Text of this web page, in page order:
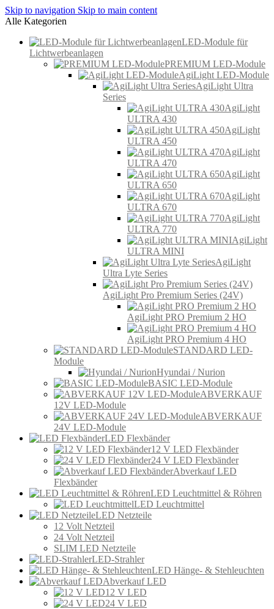
Skip to navigation Skip to main content
Alle Kategorien
LED-Module für
Lichtwerbeanlagen
PREMIUM LED-Module
AgiLight LED-Module
AgiLight Ultra
Series
AgiLight
ULTRA 430
AgiLight
ULTRA 450
AgiLight
ULTRA 470
AgiLight
ULTRA 650
AgiLight
ULTRA 670
AgiLight
ULTRA 770
AgiLight
ULTRA MINI
AgiLight
Ultra Lyte Series
AgiLight Pro Premium Series (24V)
AgiLight PRO Premium 2 HO
AgiLight PRO Premium 4 HO
STANDARD LED-
Module
Hyundai / Nurion
BASIC LED-Module
ABVERKAUF
12V LED-Module
ABVERKAUF
24V LED-Module
LED Flexbänder
12 V LED Flexbänder
24 V LED Flexbänder
Abverkauf LED
Flexbänder
LED Leuchtmittel & Röhren
LED Leuchtmittel
LED Netzteile
12 Volt Netzteil
24 Volt Netzteil
SLIM LED Netzteile
LED-Strahler
LED Hänge- & Stehleuchten
Abverkauf LED
12 V LED
24 V LED